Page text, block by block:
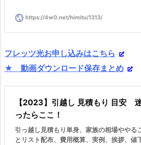
https://4w0.net/himitu/1313/
フレッツ光お申し込みはこちら
★ 動画ダウンロード保存まとめ
【2023】引越し 見積もり 目安
ったらここ！
引っ越し見積もり単身、家族の相場ややる
とリスト配布、費用概算、実例、挨拶、値